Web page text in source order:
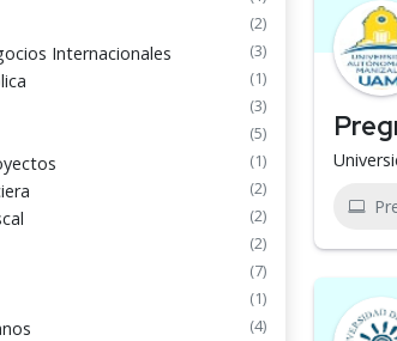
(2)
Internacionales (3)
(1)
(3)
(5)
(1)
(2)
(2)
(2)
(7)
(1)
(4)